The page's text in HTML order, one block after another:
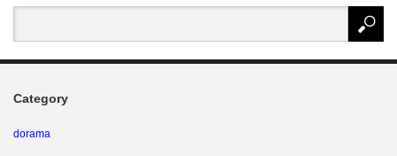
Category
dorama